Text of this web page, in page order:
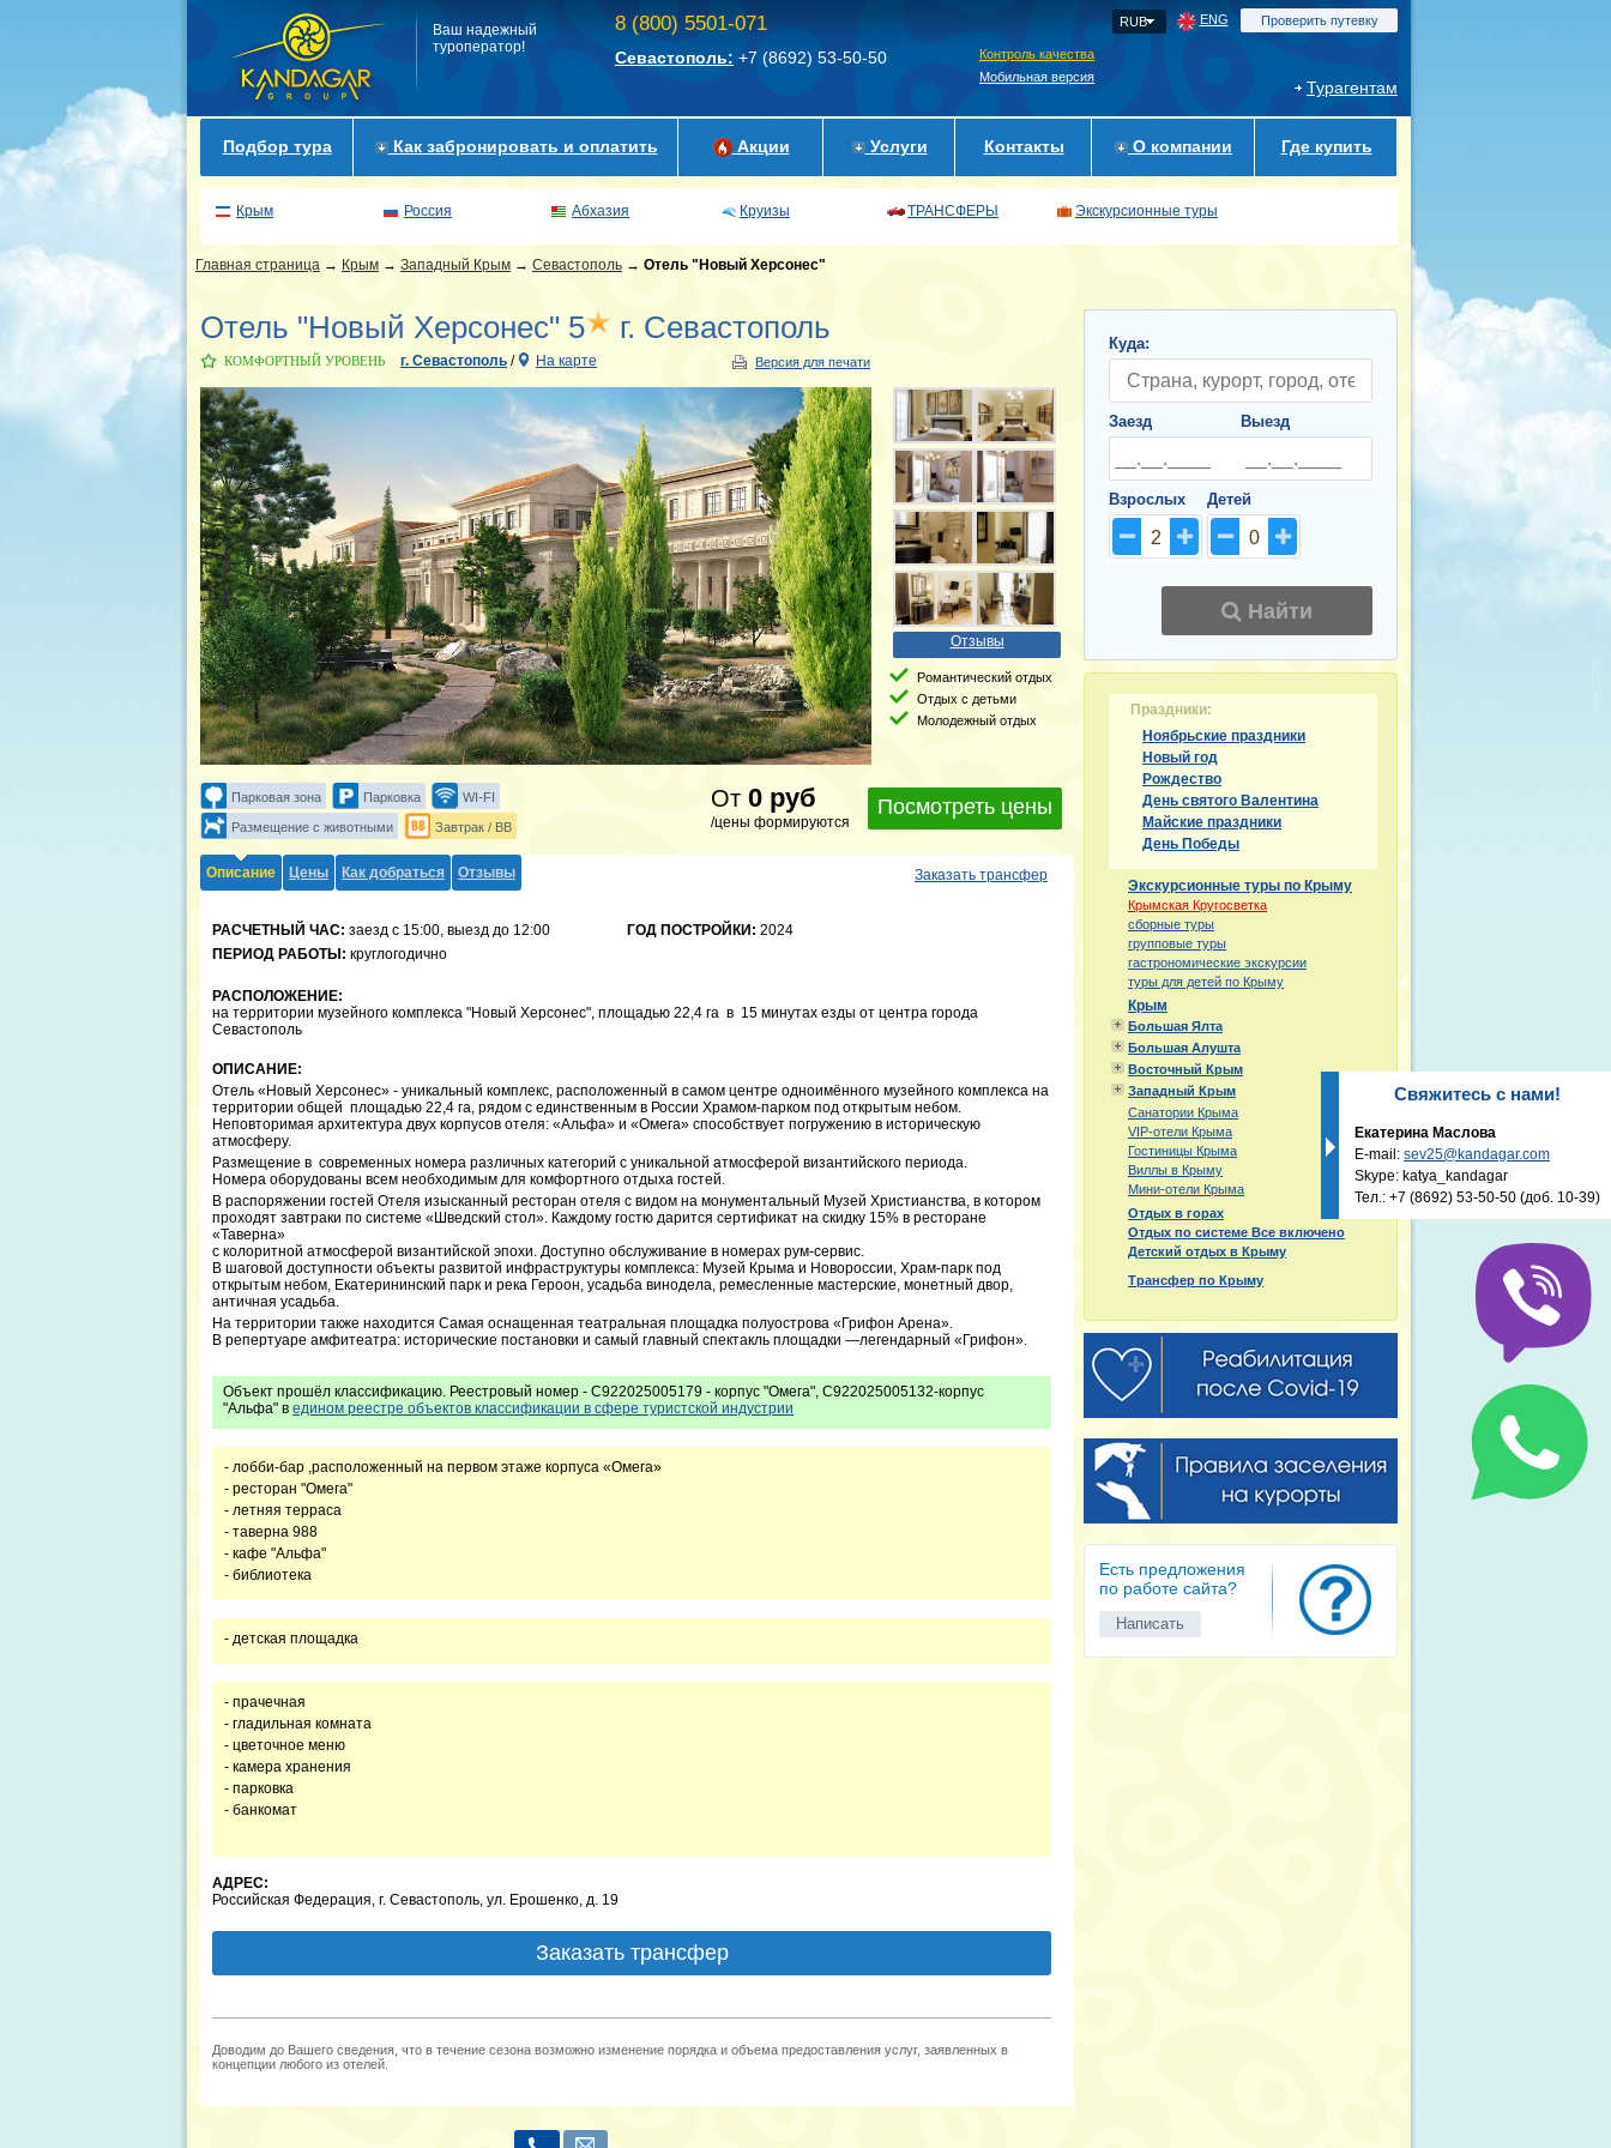
Ваш надежный
туроператор!
8 (800) 5501-071
Севастополь: +7 (8692) 53-50-50
Контроль качества
Мобильная версия
RUB ENG Проверить путевку
Турагентам
Подбор тура Как забронировать и оплатить Акции Услуги Контакты О компании Где купить
Крым Россия Абхазия Круизы ТРАНСФЕРЫ Экскурсионные туры
Главная страница → Крым → Западный Крым → Севастополь → Отель "Новый Херсонес"
Отель "Новый Херсонес" 5 г. Севастополь
КОМФОРТНЫЙ УРОВЕНЬ г. Севастополь / На карте Версия для печати
Отзывы
Романтический отдых
Отдых с детьми
Молодежный отдых
Парковая зона Парковка WI-FI
Размещение с животными Завтрак / BB
Посмотреть цены
От 0 руб
/цены формируются
Описание Цены Как добраться Отзывы Заказать трансфер
РАСЧЕТНЫЙ ЧАС: заезд с 15:00, выезд до 12:00 ГОД ПОСТРОЙКИ: 2024
ПЕРИОД РАБОТЫ: круглогодично
РАСПОЛОЖЕНИЕ:
на территории музейного комплекса "Новый Херсонес", площадью 22,4 га в 15 минутах езды от центра города
Севастополь
ОПИСАНИЕ:
Отель «Новый Херсонес» - уникальный комплекс, расположенный в самом центре одноимённого музейного комплекса на
территории общей площадью 22,4 га, рядом с единственным в России Храмом-парком под открытым небом.
Неповторимая архитектура двух корпусов отеля: «Альфа» и «Омега» способствует погружению в историческую
атмосферу.
Размещение в современных номера различных категорий с уникальной атмосферой византийского периода.
Номера оборудованы всем необходимым для комфортного отдыха гостей.
В распоряжении гостей Отеля изысканный ресторан отеля с видом на монументальный Музей Христианства, в котором
проходят завтраки по системе «Шведский стол». Каждому гостю дарится сертификат на скидку 15% в ресторане
«Таверна»
с колоритной атмосферой византийской эпохи. Доступно обслуживание в номерах рум-сервис.
В шаговой доступности объекты развитой инфраструктуры комплекса: Музей Крыма и Новороссии, Храм-парк под
открытым небом, Екатерининский парк и река Героон, усадьба винодела, ремесленные мастерские, монетный двор,
античная усадьба.
На территории также находится Самая оснащенная театральная площадка полуострова «Грифон Арена».
В репертуаре амфитеатра: исторические постановки и самый главный спектакль площадки —легендарный «Грифон».
Объект прошёл классификацию. Реестровый номер - С922025005179 - корпус "Омега", С922025005132-корпус
"Альфа" в едином реестре объектов классификации в сфере туристской индустрии
- лобби-бар ,расположенный на первом этаже корпуса «Омега»
- ресторан "Омега"
- летняя терраса
- таверна 988
- кафе "Альфа"
- библиотека
- детская площадка
- прачечная
- гладильная комната
- цветочное меню
- камера хранения
- парковка
- банкомат
АДРЕС:
Российская Федерация, г. Севастополь, ул. Ерошенко, д. 19
Заказать трансфер
Доводим до Вашего сведения, что в течение сезона возможно изменение порядка и объема предоставления услуг, заявленных в
концепции любого из отелей.
Свяжитесь с нами!
Екатерина Маслова
E-mail: sev25@kandagar.com
Skype: katya_kandagar
Тел.: +7 (8692) 53-50-50 (доб. 10-39)
Куда:
Заезд Выезд
Взрослых
2
Детей
0
Найти
Праздники:
Ноябрьские праздники
Новый год
Рождество
День святого Валентина
Майские праздники
День Победы
Экскурсионные туры по Крыму
Крымская Кругосветка
сборные туры
групповые туры
гастрономические экскурсии
туры для детей по Крыму
Крым
Большая Ялта
Большая Алушта
Восточный Крым
Западный Крым
Санатории Крыма
VIP-отели Крыма
Гостиницы Крыма
Виллы в Крыму
Мини-отели Крыма
Отдых в горах
Отдых по системе Все включено
Детский отдых в Крыму
Трансфер по Крыму
Есть предложения
по работе сайта?
Написать